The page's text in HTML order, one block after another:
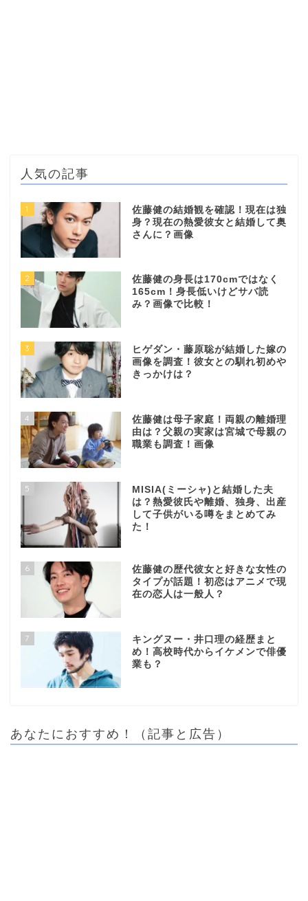
人気の記事
1
佐藤健の結婚観を確認！現在は独
身？現在の熱愛彼女と結婚して奥
さんに？画像
2
佐藤健の身長は170cmではなく
165cm！身長低いけどサバ読
み？画像で比較！
3
ヒゲダン・藤原聡が結婚した嫁の
画像を調査！彼女との馴れ初めや
きっかけは？
4
佐藤健は母子家庭！両親の離婚理
由は？父親の実家は宮城で母親の
職業も調査！画像
5
MISIA(ミーシャ)と結婚した夫
は？熱愛彼氏や離婚、独身、出産
して子供がいる噂をまとめてみ
た！
6
佐藤健の歴代彼女と好きな女性の
タイプが話題！初恋はアニメで現
在の恋人は一般人？
7
キングヌー・井口理の経歴まと
め！高校時代からイケメンで俳優
業も？
あなたにおすすめ！（記事と広告）